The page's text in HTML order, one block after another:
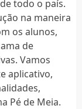
todo o país.
na maneira
os alunos,
de
Vamos
aplicativo,
Pé de Meia.